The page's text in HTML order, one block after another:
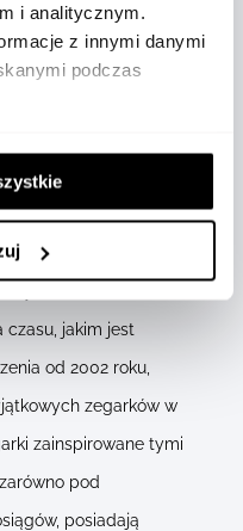
i analitycznym.
z innymi danymi
podczas
to stylowa wersja
1997 roku z okazji
rodziny Grimaldich.
i jest
jakim jest
od 2002 roku,
zegarków w
zainspirowane tymi
pod
posiadają